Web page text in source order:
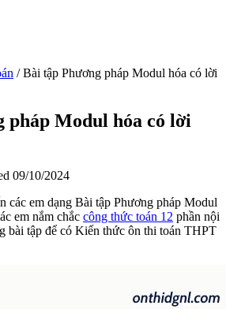
/Bài tập Phương pháp Modul hóa có lời
pháp Modul hóa có lời
09/10/2024
các em dạng Bài tập Phương pháp Modul
em nắm chắc công thức toán 12 phần nội
bài tập để có Kiến thức ôn thi toán THPT